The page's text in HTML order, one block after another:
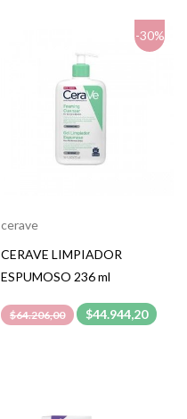
-30%
cerave
CERAVE LIMPIADOR
ESPUMOSO 236 ml
$64.206,00 $44.944,20